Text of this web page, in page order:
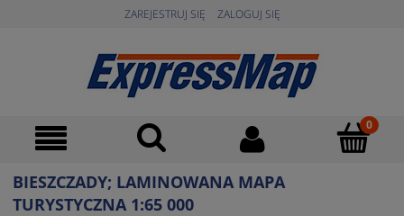
ZAREJESTRUJ SIĘ ZALOGUJ SIĘ
BIESZCZADY; LAMINOWANA MAPA
TURYSTYCZNA 1:65 000